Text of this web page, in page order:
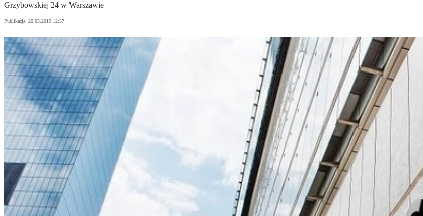
Grzybowskiej 24 w Warszawie
Publikacja: 20.05.2019 12:37